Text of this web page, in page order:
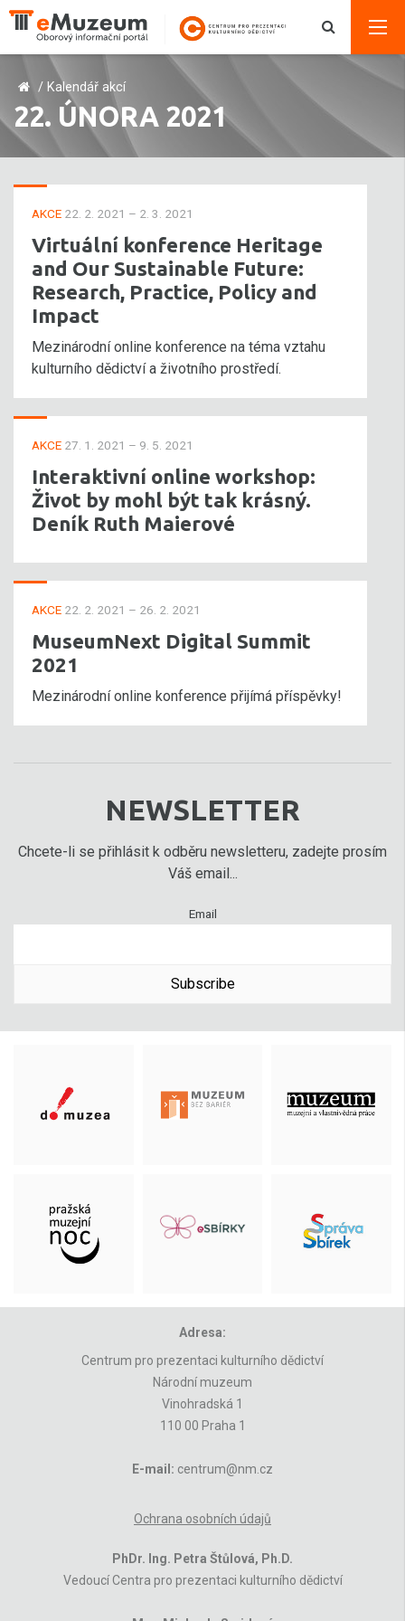
/ Kalendář akcí
22. ÚNORA 2021
AKCE 22. 2. 2021 – 2. 3. 2021
Virtuální konference Heritage
and Our Sustainable Future:
Research, Practice, Policy and
Impact
Mezinárodní online konference na téma vztahu
kulturního dědictví a životního prostředí.
AKCE 27. 1. 2021 – 9. 5. 2021
Interaktivní online workshop:
Život by mohl být tak krásný.
Deník Ruth Maierové
AKCE 22. 2. 2021 – 26. 2. 2021
MuseumNext Digital Summit
2021
Mezinárodní online konference přijímá příspěvky!
NEWSLETTER
Chcete-li se přihlásit k odběru newsletteru, zadejte prosím
Váš email...
Email
Subscribe
Adresa:
Centrum pro prezentaci kulturního dědictví
Národní muzeum
Vinohradská 1
110 00 Praha 1
E-mail: centrum@nm.cz
Ochrana osobních údajů
PhDr. Ing. Petra Štůlová, Ph.D.
Vedoucí Centra pro prezentaci kulturního dědictví